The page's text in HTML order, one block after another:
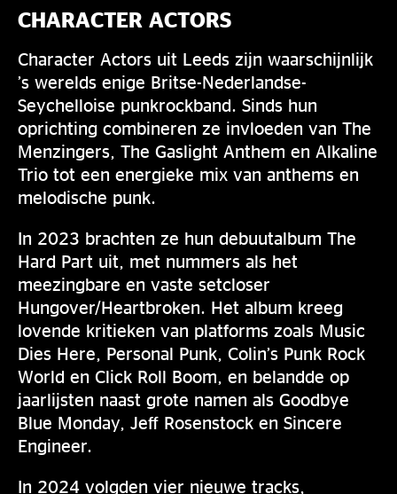
CHARACTER ACTORS
Character Actors uit Leeds zijn waarschijnlijk
’s werelds enige Britse-Nederlandse-
Seychelloise punkrockband. Sinds hun
oprichting combineren ze invloeden van The
Menzingers, The Gaslight Anthem en Alkaline
Trio tot een energieke mix van anthems en
melodische punk.
In 2023 brachten ze hun debuutalbum The
Hard Part uit, met nummers als het
meezingbare en vaste setcloser
Hungover/Heartbroken. Het album kreeg
lovende kritieken van platforms zoals Music
Dies Here, Personal Punk, Colin’s Punk Rock
World en Click Roll Boom, en belandde op
jaarlijsten naast grote namen als Goodbye
Blue Monday, Jeff Rosenstock en Sincere
Engineer.
In 2024 volgden vier nieuwe tracks,